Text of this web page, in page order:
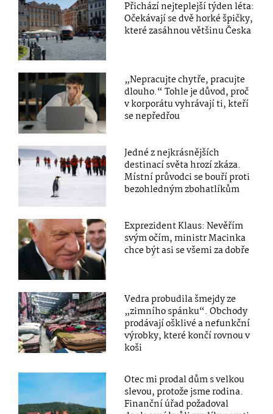
Přichází nejteplejší týden léta:
Očekávají se dvě horké špičky,
které zasáhnou většinu Česka
„Nepracujte chytře, pracujte
dlouho.“ Tohle je důvod, proč
v korporátu vyhrávají ti, kteří
se nepředřou
Jedné z nejkrásnějších
destinací světa hrozí zkáza.
Místní průvodci se bouří proti
bezohledným zbohatlíkům
Exprezident Klaus: Nevěřím
svým očím, ministr Macinka
chce být asi se všemi za dobře
Vedra probudila šmejdy ze
„zimního spánku“. Obchody
prodávají ošklivé a nefunkční
výrobky, které končí rovnou v
koši
Otec mi prodal dům s velkou
slevou, protože jsme rodina.
Finanční úřad požadoval